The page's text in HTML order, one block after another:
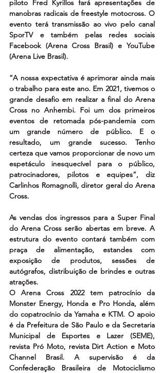
piloto Fred Kyrillos fará apresentações de
manobras radicais de freestyle motocross. O
evento terá transmissão ao vivo pelo canal
SporTV e também pelas redes sociais
Facebook (Arena Cross Brasil) e YouTube
(Arena Live Brasil).
“A nossa expectativa é aprimorar ainda mais
o trabalho para este ano. Em 2021, tivemos o
grande desafio em realizar a final do Arena
Cross no Anhembi. Foi um dos primeiros
eventos de retomada pós-pandemia com
um grande número de público. E o
resultado, um grande sucesso. Tenho
certeza que vamos proporcionar de novo um
espetáculo inesquecível para o público,
patrocinadores, pilotos e equipes”, diz
Carlinhos Romagnolli, diretor geral do Arena
Cross.
As vendas dos ingressos para a Super Final
do Arena Cross serão abertas em breve. A
estrutura do evento contará também com
praça de alimentação, estandes com
exposição de produtos, sessões de
autógrafos, distribuição de brindes e outras
atrações.
O Arena Cross 2022 tem patrocínio da
Monster Energy, Honda e Pro Honda, além
do copatrocínio da Yamaha e KTM. O apoio
é da Prefeitura de São Paulo e da Secretaria
Municipal de Esportes e Lazer (SEME),
revista Pró Moto, revista Dirt Action e Moto
Channel Brasil. A supervisão é da
Confederação Brasileira de Motociclismo